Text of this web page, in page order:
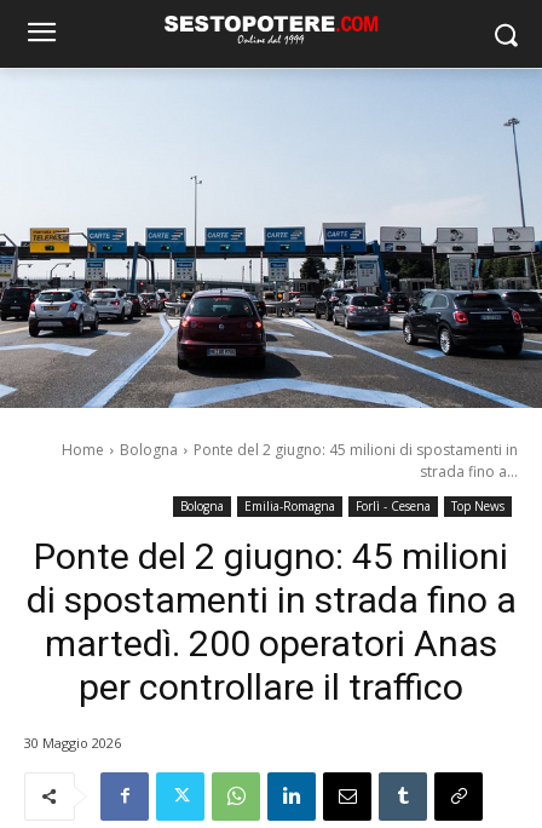
Home Bologna
Ponte del 2 giugno: 45 milioni di spostamenti in
strada fino a...
Bologna Emilia-Romagna Forlì - Cesena Top News
Ponte del 2 giugno: 45 milioni
di spostamenti in strada fino a
martedì. 200 operatori Anas
per controllare il traffico
30 Maggio 2026